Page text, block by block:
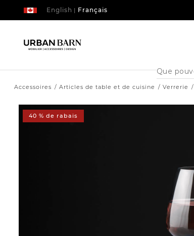
| Français
English
Cataloque
de
recherche
Accessoires Articles de table et de cuisine Verrerie
40 % de rabais